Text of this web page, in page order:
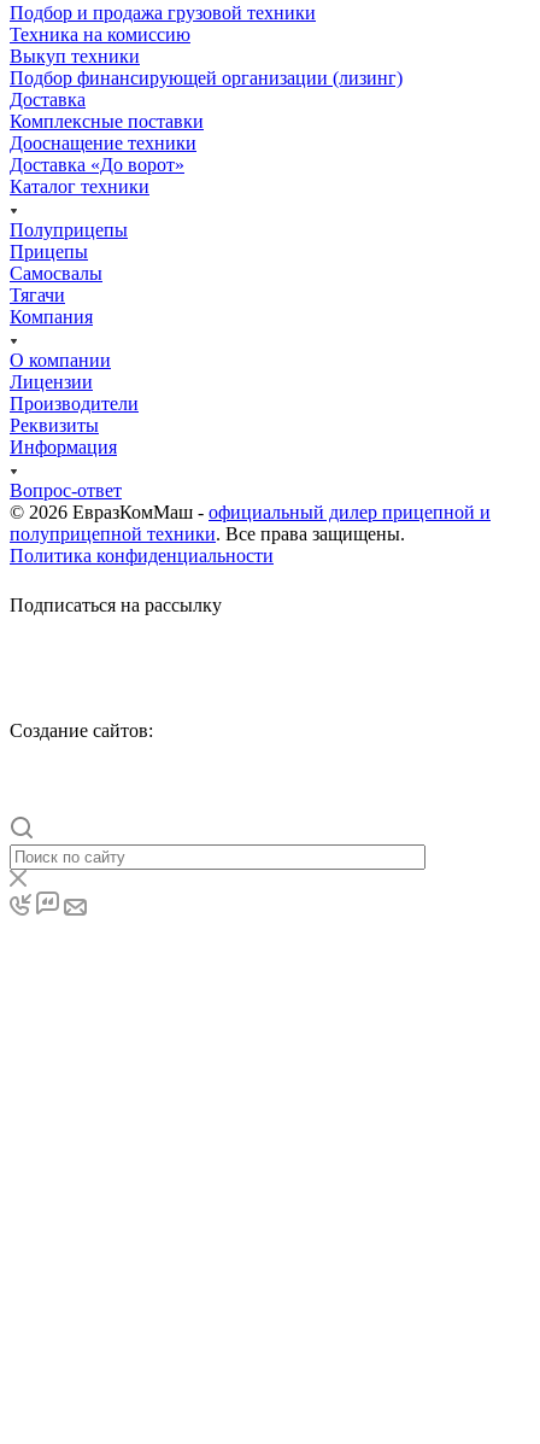
Подбор и продажа грузовой техники
Техника на комиссию
Выкуп техники
Подбор финансирующей организации (лизинг)
Доставка
Комплексные поставки
Дооснащение техники
Доставка «До ворот»
Каталог техники
Полуприцепы
Прицепы
Самосвалы
Тягачи
Компания
О компании
Лицензии
Производители
Реквизиты
Информация
Вопрос-ответ
© 2026 ЕвразКомМаш - официальный дилер прицепной и
полуприцепной техники. Все права защищены.
Политика конфиденциальности
Подписаться на рассылку
Cоздание сайтов: